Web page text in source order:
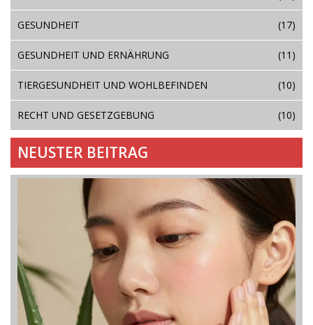
GESUNDHEIT (17)
GESUNDHEIT UND ERNÄHRUNG (11)
TIERGESUNDHEIT UND WOHLBEFINDEN (10)
RECHT UND GESETZGEBUNG (10)
NEUSTER BEITRAG